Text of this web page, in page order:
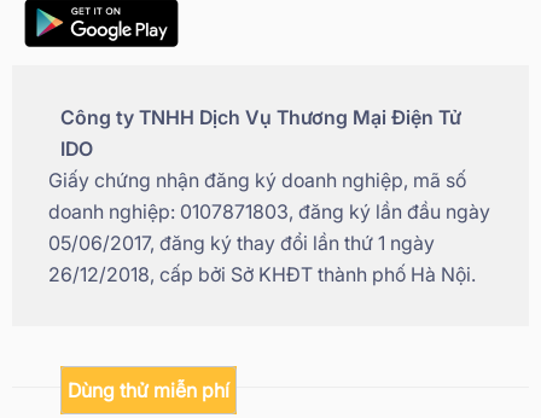
Dùng thử miễn phí
Công ty TNHH Dịch Vụ Thương Mại Điện Tử
IDO
Giấy chứng nhận đăng ký doanh nghiệp, mã số
doanh nghiệp: 0107871803, đăng ký lần đầu ngày
05/06/2017, đăng ký thay đổi lần thứ 1 ngày
26/12/2018, cấp bởi Sở KHĐT thành phố Hà Nội.